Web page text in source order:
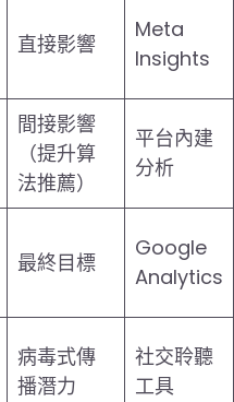
直接影響
Meta
Insights
間接影響
（提升算
法推薦）
平台內建
分析
最終目標
Google
Analytics
病毒式傳
播潛力
社交聆聽
工具